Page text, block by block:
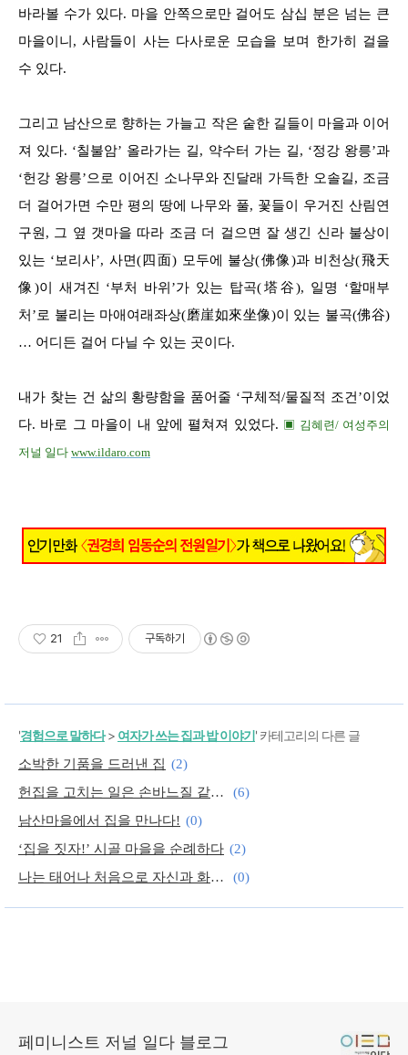
바라볼 수가 있다. 마을 안쪽으로만 걸어도 삼십 분은 넘는 큰
마을이니, 사람들이 사는 다사로운 모습을 보며 한가히 걸을
수 있다.
그리고 남산으로 향하는 가늘고 작은 숱한 길들이 마을과 이어
져 있다. ‘칠불암’ 올라가는 길, 약수터 가는 길, ‘정강 왕릉’과
‘헌강 왕릉’으로 이어진 소나무와 진달래 가득한 오솔길, 조금
더 걸어가면 수만 평의 땅에 나무와 풀, 꽃들이 우거진 산림연
구원, 그 옆 갯마을 따라 조금 더 걸으면 잘 생긴 신라 불상이
있는 ‘보리사’, 사면(四面) 모두에 불상(佛像)과 비천상(飛天
像)이 새겨진 ‘부처 바위’가 있는 탑곡(塔谷), 일명 ‘할매부
처’로 불리는 마애여래좌상(磨崖如來坐像)이 있는 불곡(佛谷)
… 어디든 걸어 다닐 수 있는 곳이다.
내가 찾는 건 삶의 황량함을 품어줄 ‘구체적/물질적 조건’이었
다. 바로 그 마을이 내 앞에 펼쳐져 있었다. ▣ 김혜련/ 여성주의
저널 일다 www.ildaro.com
21 구독하기
'경험으로 말하다> 여자가 쓰는 집과 밥 이야기' 카테고리의 다른 글
소박한 기품을 드러낸 집 (2)
헌집을 고치는 일은 손바느질 같은 거예요
(6)
남산마을에서 집을 만나다! (0)
‘집을 짓자!’ 시골 마을을 순례하다 (2)
나는 태어나 처음으로 자신과 화해한 것이다
(0)
‘삶’이 나를 데려가는 곳으로 (0)
페미니스트 저널 일다 블로그